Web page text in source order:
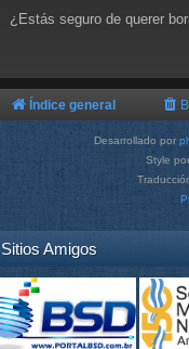
¿Estás seguro de querer
Índice general
Desarrollado por
Style por
Sitios Amigos